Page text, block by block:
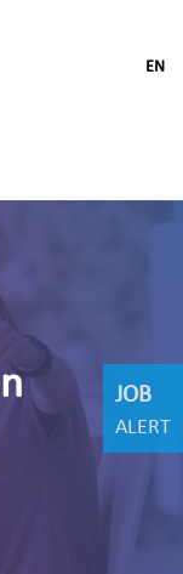
EN
JOB
ALERT